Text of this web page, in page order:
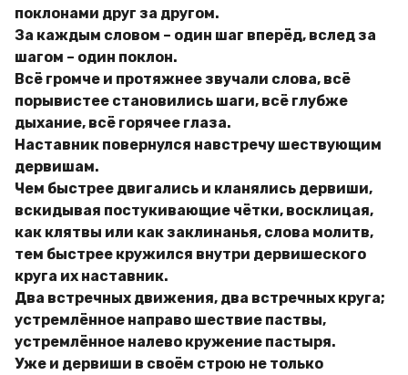
поклонами друг за другом.
За каждым словом – один шаг вперёд, вслед за
шагом – один поклон.
Всё громче и протяжнее звучали слова, всё
порывистее становились шаги, всё глубже
дыхание, всё горячее глаза.
Наставник повернулся навстречу шествующим
дервишам.
Чем быстрее двигались и кланялись дервиши,
вскидывая постукивающие чётки, восклицая,
как клятвы или как заклинанья, слова молитв,
тем быстрее кружился внутри дервишеского
круга их наставник.
Два встречных движения, два встречных круга;
устремлённое направо шествие паствы,
устремлённое налево кружение пастыря.
Уже и дервиши в своём строю не только